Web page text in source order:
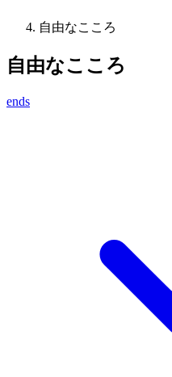
自由なこころ
自由なこころ
ends